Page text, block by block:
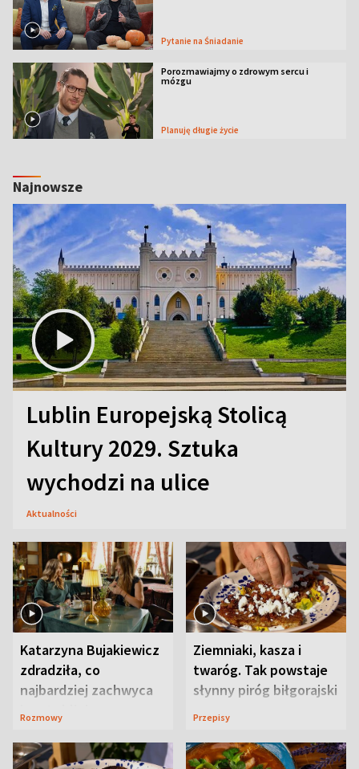
Pytanie na Śniadanie
Porozmawiajmy o zdrowym sercu i
mózgu
Planuję długie życie
Najnowsze
Lublin Europejską Stolicą
Kultury 2029. Sztuka
wychodzi na ulice
Aktualności
Katarzyna Bujakiewicz
zdradziła, co
najbardziej zachwyca
ją w Lublinie
Rozmowy
Ziemniaki, kasza i
twaróg. Tak powstaje
słynny piróg biłgorajski
Przepisy